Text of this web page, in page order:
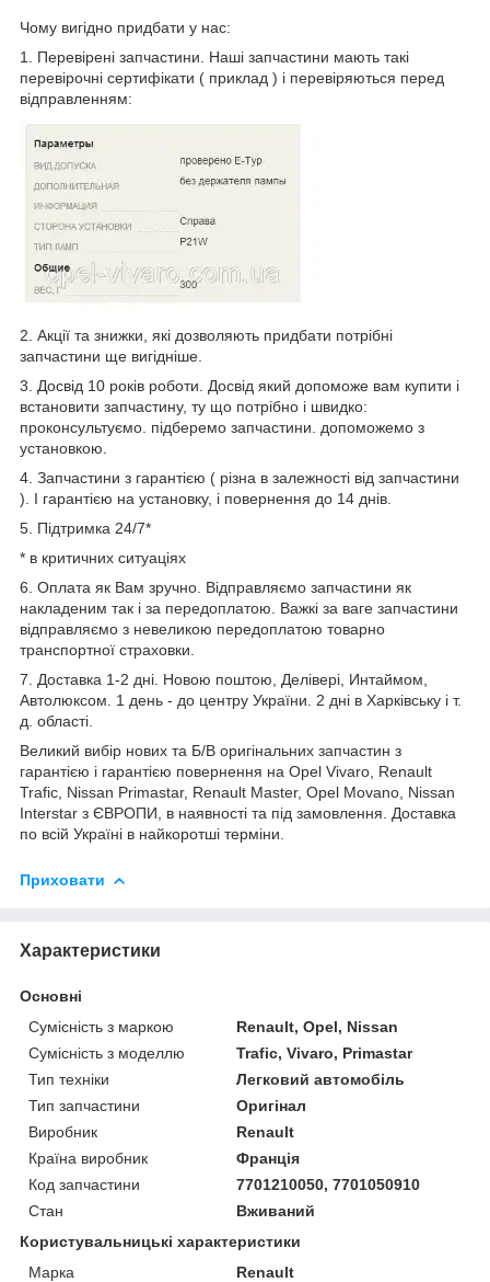
Чому вигідно придбати у нас:
1. Перевірені запчастини. Наші запчастини мають такі
перевірочні сертифікати ( приклад ) і перевіряються перед
відправленням:
2. Акції та знижки, які дозволяють придбати потрібні
запчастини ще вигідніше.
3. Досвід 10 років роботи. Досвід який допоможе вам купити і
встановити запчастину, ту що потрібно і швидко:
проконсультуємо. підберемо запчастини. допоможемо з
установкою.
4. Запчастини з гарантією ( різна в залежності від запчастини
). І гарантією на установку, і повернення до 14 днів.
5. Підтримка 24/7*
* в критичних ситуаціях
6. Оплата як Вам зручно. Відправляємо запчастини як
накладеним так і за передоплатою. Важкі за ваге запчастини
відправляємо з невеликою передоплатою товарно
транспортної страховки.
7. Доставка 1-2 дні. Новою поштою, Делівері, Интаймом,
Автолюксом. 1 день - до центру України. 2 дні в Харківську і т.
д. області.
Великий вибір нових та Б/В оригінальних запчастин з
гарантією і гарантією повернення на Opel Vivaro, Renault
Trafic, Nissan Primastar, Renault Master, Opel Movano, Nissan
Interstar з ЄВРОПИ, в наявності та під замовлення. Доставка
по всій Україні в найкоротші терміни.
Приховати
Характеристики
Основні
Сумісність з маркою
Renault, Opel, Nissan
Сумісність з моделлю
Trafic, Vivaro, Primastar
Тип техніки
Легковий автомобіль
Тип запчастини
Оригінал
Виробник
Renault
Країна виробник
Франція
Код запчастини
7701210050, 7701050910
Стан
Вживаний
Користувальницькі характеристики
Марка
Renault